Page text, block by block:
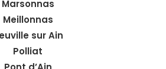
Marsonnas
Meillonnas
sur Ain
Polliat